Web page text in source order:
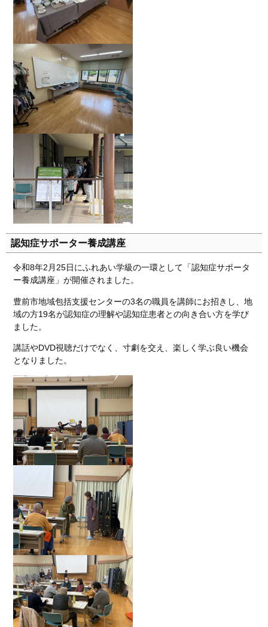
認知症サポーター養成講座
令和8年2月25日にふれあい学級の一環として「認知症サポータ
ー養成講座」が開催されました。
豊前市地域包括支援センターの3名の職員を講師にお招きし、地
域の方19名が認知症の理解や認知症患者との向き合い方を学び
ました。
講話やDVD視聴だけでなく、寸劇を交え、楽しく学ぶ良い機会
となりました。